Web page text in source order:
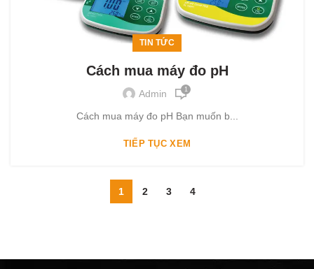
TIN TỨC
Cách mua máy đo pH
Admin 1
Cách mua máy đo pH Bạn muốn b...
TIẾP TỤC XEM
1 2 3 4